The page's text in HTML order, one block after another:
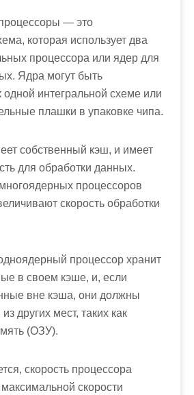
— это
которая использует два
процессора или ядер для
Ядра могут быть
интегральной схеме или
плашки в упаковке чипа.
собственный кэш, и имеет
для обработки данных.
процессоров
скорость обработки
процессор хранит
в своем кэше, и, если
вне кэша, они должны
других мест, таких как
(ОЗУ).
скорость процессора
скорости